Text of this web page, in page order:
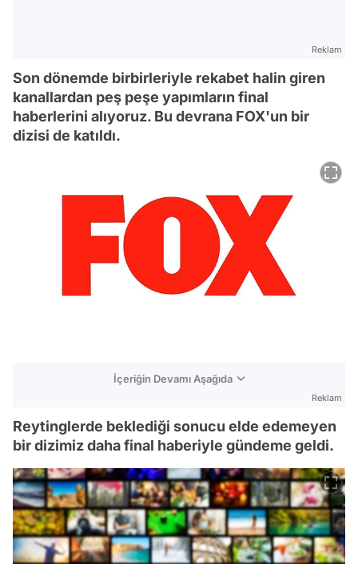
Reklam
Son dönemde birbirleriyle rekabet halin giren
kanallardan peş peşe yapımların final
haberlerini alıyoruz. Bu devrana FOX'un bir
dizisi de katıldı.
İçeriğin Devamı Aşağıda
Reklam
Reytinglerde beklediği sonucu elde edemeyen
bir dizimiz daha final haberiyle gündeme geldi.